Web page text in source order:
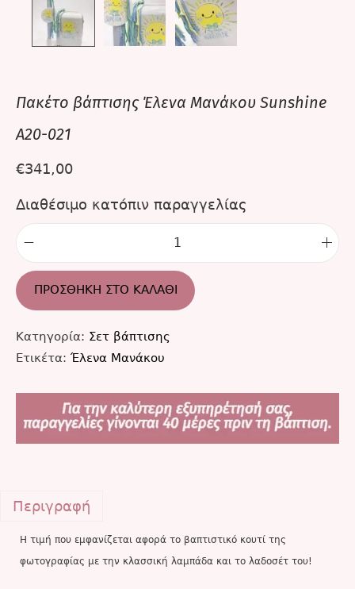
Πακέτο βάπτισης Έλενα Μανάκου Sunshine
A20-021
€341,00
Διαθέσιμο κατόπιν παραγγελίας
ΠΡΟΣΘΉΚΗ ΣΤΟ ΚΑΛΆΘΙ
Κατηγορία: Σετ βάπτισης
Ετικέτα: Έλενα Μανάκου
Περιγραφή
Η τιμή που εμφανίζεται αφορά το βαπτιστικό κουτί της
φωτογραφίας με την κλασσική λαμπάδα και το λαδοσέτ του!